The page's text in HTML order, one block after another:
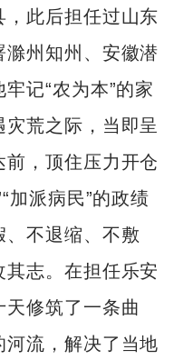
此后担任过山东
州知州、安徽潜
记“农为本”的家
荒之际，当即呈
，顶住压力开仓
加派病民”的政绩
、不退缩、不敷
志。在担任乐安
修筑了一条曲
流，解决了当地